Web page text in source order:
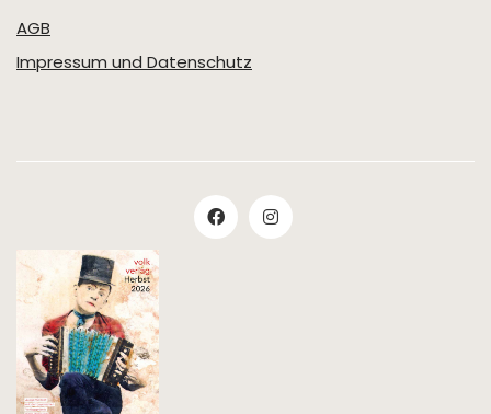
AGB
Impressum und Datenschutz